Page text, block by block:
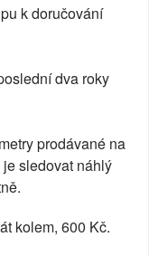
k doručování
dva roky
prodávané na
sledovat náhlý
kolem, 600 Kč.